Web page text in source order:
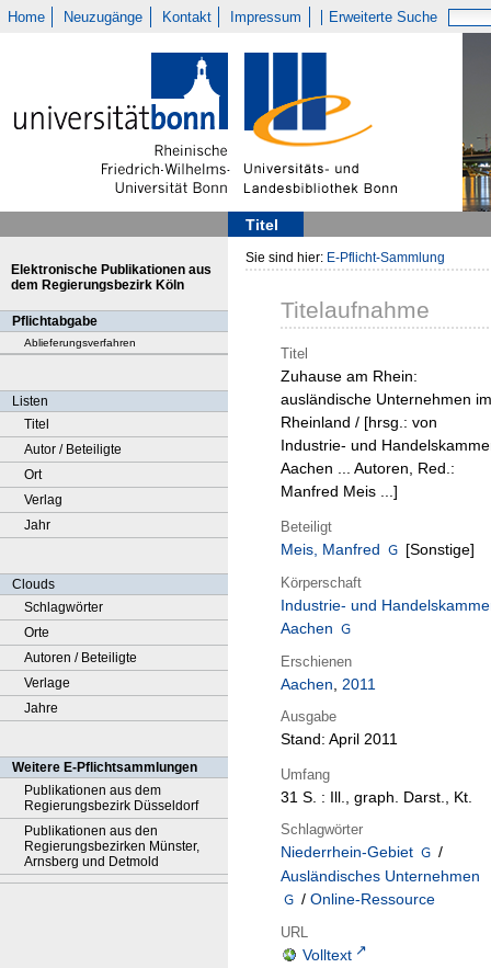
Home Neuzugänge Kontakt Impressum Erweiterte Suche
Titel
Elektronische Publikationen aus
dem Regierungsbezirk Köln
Pflichtabgabe
Ablieferungsverfahren
Listen
Titel
Autor / Beteiligte
Ort
Verlag
Jahr
Clouds
Schlagwörter
Orte
Autoren / Beteiligte
Verlage
Jahre
Weitere E-Pflichtsammlungen
Publikationen aus dem
Regierungsbezirk Düsseldorf
Publikationen aus den
Regierungsbezirken Münster,
Arnsberg und Detmold
Sie sind hier: E-Pflicht-Sammlung
Titelaufnahme
Titel
Zuhause am Rhein:
ausländische Unternehmen im
Rheinland / [hrsg.: von
Industrie- und
Aachen ... Autoren, Red.:
Manfred Meis ...]
Beteiligt
Meis, Manfred [Sonstige]
Körperschaft
Industrie- und
Aachen
Erschienen
Aachen, 2011
Ausgabe
Stand: April 2011
Umfang
31 S. : Ill., graph. Darst., Kt.
Schlagwörter
Niederrhein-Gebiet
/
Ausländisches Unternehmen
/ Online-Ressource
URL
Volltext